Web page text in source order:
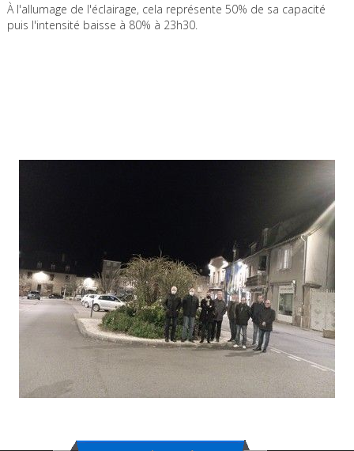
À l'allumage de l'éclairage, cela représente 50% de sa capacité
puis l'intensité baisse à 80% à 23h30.